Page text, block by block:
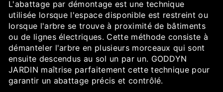
L'abattage par démontage est une technique
utilisée lorsque l'espace disponible est restreint ou
lorsque l'arbre se trouve à proximité de bâtiments
ou de lignes électriques. Cette méthode consiste à
démanteler l'arbre en plusieurs morceaux qui sont
ensuite descendus au sol un par un. GODDYN
JARDIN maîtrise parfaitement cette technique pour
garantir un abattage précis et contrôlé.